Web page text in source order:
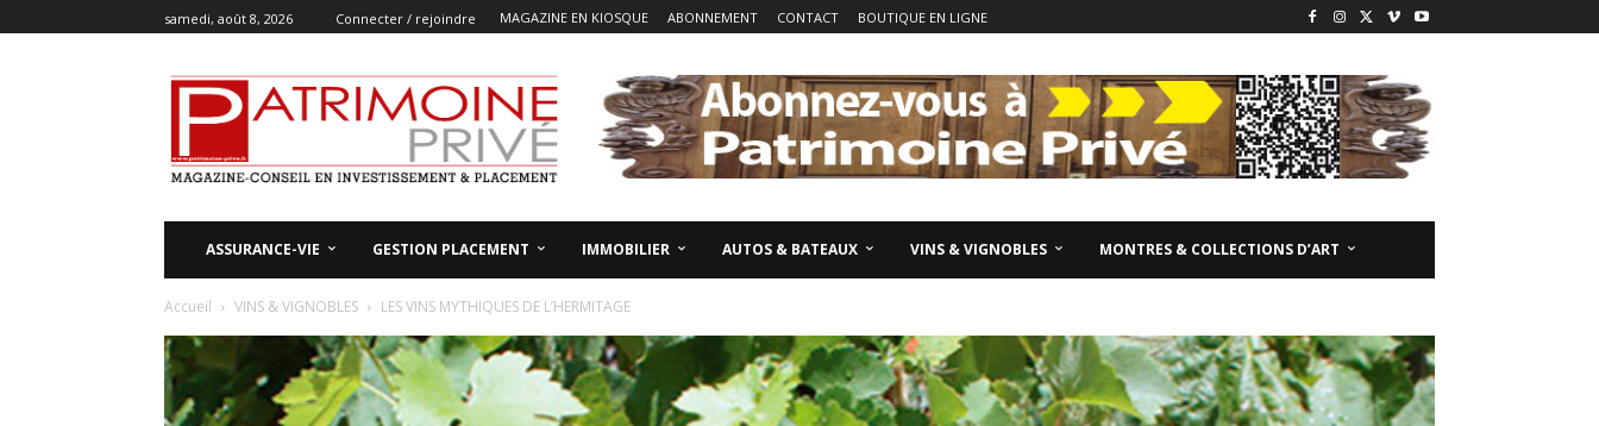
samedi, août 8, 2026 Connecter / rejoindre MAGAZINE EN KIOSQUE ABONNEMENT CONTACT BOUTIQUE EN LIGNE
ASSURANCE-VIE GESTION PLACEMENT IMMOBILIER AUTOS & BATEAUX VINS & VIGNOBLES MONTRES & COLLECTIONS D’ART
Accueil VINS & VIGNOBLES LES VINS MYTHIQUES DE L’HERMITAGE